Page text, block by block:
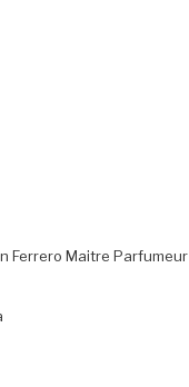
Ferrero Maitre Parfumeur